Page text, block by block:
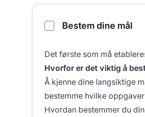
Den ultimate sjekklisten for
Bestem dine mål
Det første som må
Hvorfor er det viktig å
Å kjenne dine langsiktige
bestemme hvilke
Hvordan bestemmer du